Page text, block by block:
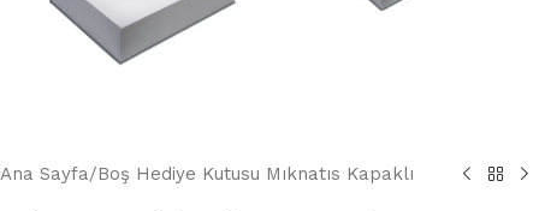
Ana Sayfa/Boş Hediye Kutusu Mıknatıs Kapaklı